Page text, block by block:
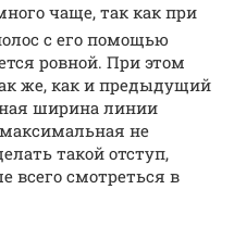
чаще, так как при
с его помощью
ровной. При этом
же, как и предыдущий
ширина линии
не
такой отступ,
всего смотреться в